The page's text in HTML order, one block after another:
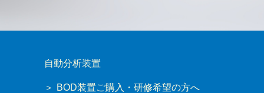
自動分析装置
BOD装置ご購入・研修希望の方へ